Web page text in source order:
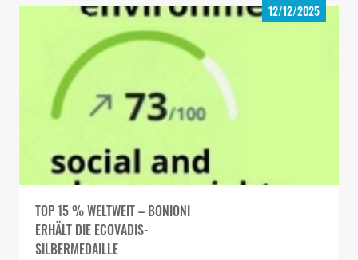
TOP 15 % WELTWEIT – BONIONI
ERHÄLT DIE ECOVADIS-
SILBERMEDAILLE
12/12/2025